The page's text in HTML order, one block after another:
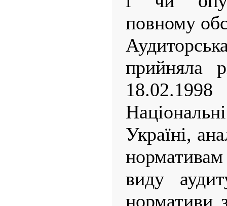
повному
прийняла
Україні,
виду
нормативи